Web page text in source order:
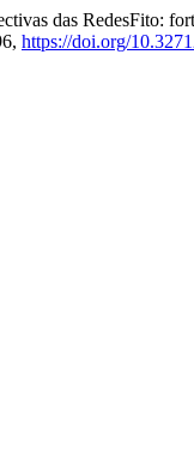
das RedesFito:
https://doi.org/